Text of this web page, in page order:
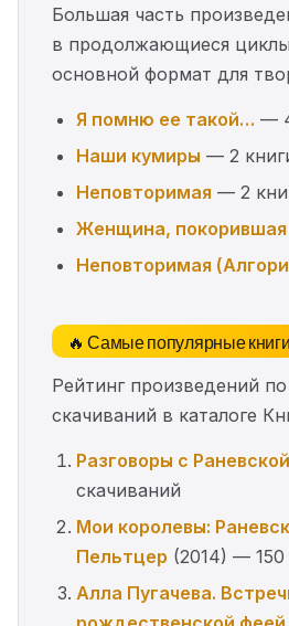
Большая часть
в продолжающиеся
основной формат для
Я помню ее такой… —
Наши кумиры — 2
Неповторимая — 2
Женщина,
Неповторимая
🔥 Самые популярные книги
Рейтинг произведений
скачиваний в каталоге
Разговоры с Раневской
скачиваний
Мои королевы:
Пельтцер (2014) — 150
Алла Пугачева.